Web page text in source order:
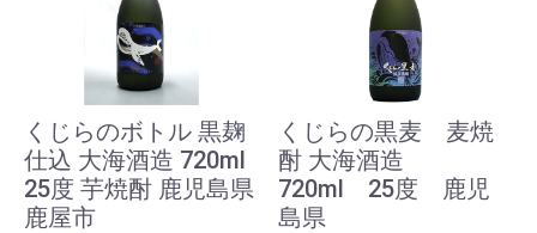
くじらのボトル 黒麹
仕込 大海酒造 720ml
25度 芋焼酎 鹿児島県
鹿屋市
くじらの黒麦 麦焼
酎 大海酒造
720ml 25度 鹿児
島県